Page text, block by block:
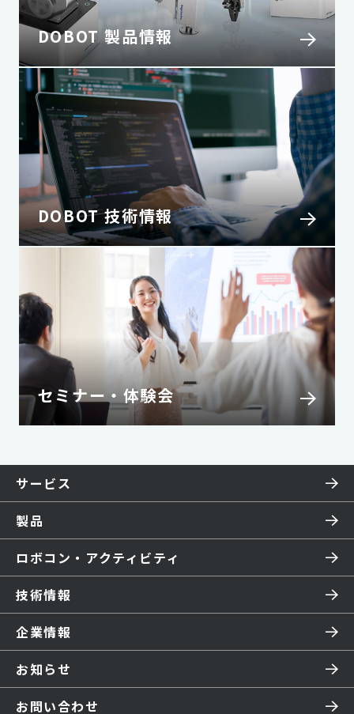
DOBOT 製品情報
DOBOT 技術情報
セミナー・体験会
サービス
製品
ロボコン・アクティビティ
技術情報
企業情報
お知らせ
お問い合わせ